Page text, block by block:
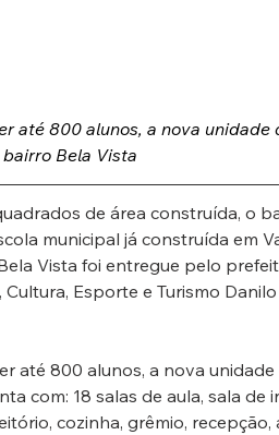
até 800 alunos, a nova unidade
Bela Vista
de área construída, o
municipal já construída em
Vista foi entregue pelo
Esporte e Turismo
até 800 alunos, a nova unidade
com: 18 salas de aula, sala de
cozinha, grêmio, recepção,